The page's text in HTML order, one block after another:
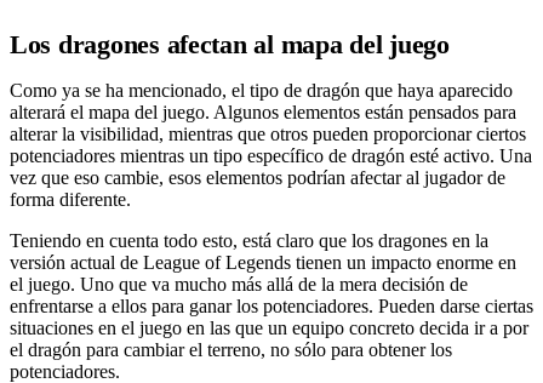
Los dragones afectan al mapa del juego
Como ya se ha mencionado, el tipo de dragón que haya aparecido
alterará el mapa del juego. Algunos elementos están pensados para
alterar la visibilidad, mientras que otros pueden proporcionar ciertos
potenciadores mientras un tipo específico de dragón esté activo. Una
vez que eso cambie, esos elementos podrían afectar al jugador de
forma diferente.
Teniendo en cuenta todo esto, está claro que los dragones en la
versión actual de League of Legends tienen un impacto enorme en
el juego. Uno que va mucho más allá de la mera decisión de
enfrentarse a ellos para ganar los potenciadores. Pueden darse ciertas
situaciones en el juego en las que un equipo concreto decida ir a por
el dragón para cambiar el terreno, no sólo para obtener los
potenciadores.